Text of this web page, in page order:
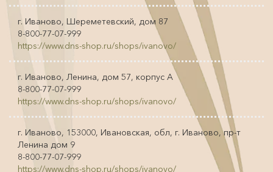
г. Иваново, Шереметевский, дом 87
8-800-77-07-999
https://www.dns-shop.ru/shops/ivanovo/
г. Иваново, Ленина, дом 57, корпус А
8-800-77-07-999
https://www.dns-shop.ru/shops/ivanovo/
г. Иваново, 153000, Ивановская, обл, г. Иваново, пр-т
Ленина дом 9
8-800-77-07-999
https://www.dns-shop.ru/shops/ivanovo/